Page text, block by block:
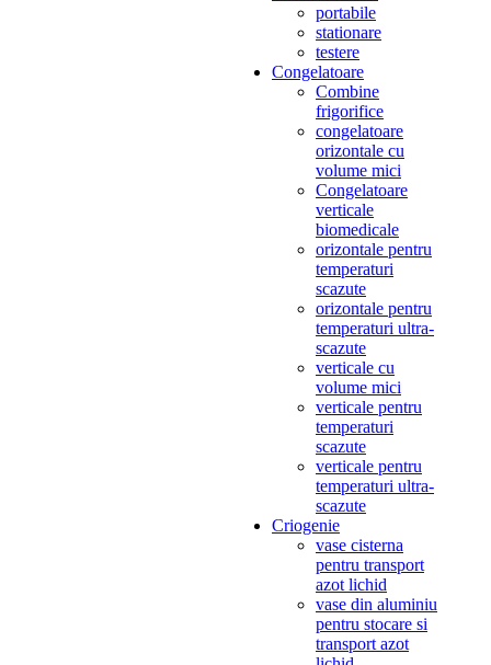
portabile
stationare
testere
Congelatoare
Combine
frigorifice
congelatoare
orizontale cu
volume mici
Congelatoare
verticale
biomedicale
orizontale pentru
temperaturi
scazute
orizontale pentru
temperaturi ultra-
scazute
verticale cu
volume mici
verticale pentru
temperaturi
scazute
verticale pentru
temperaturi ultra-
scazute
Criogenie
vase cisterna
pentru transport
azot lichid
vase din aluminiu
pentru stocare si
transport azot